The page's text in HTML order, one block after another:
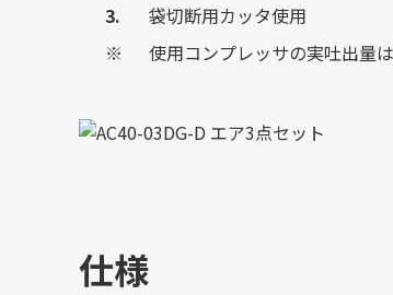
3
袋切断用カッタ使用
※
使用コンプレッサの実吐出量
仕様